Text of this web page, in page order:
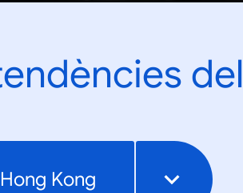
del
Hong Kong